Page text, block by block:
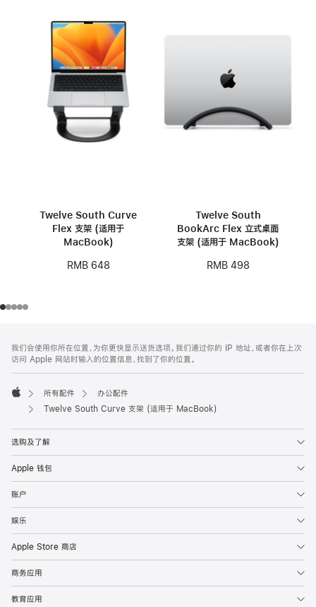
Twelve South Curve
Flex 支架 (适用于
MacBook)
RMB 648
Twelve South
BookArc Flex 立式桌面
支架 (适用于 MacBook)
RMB 498
页
页
脚
注
我们会使用你所在位置，为你更快显示送货选项。我们通过你的 IP 地址，或者你在上次
访问 Apple 网站时输入的位置信息，找到了你的位置。
Apple
所有配件
办公配件
Twelve South Curve 支架 (适用于 MacBook)
选购及了解
Apple 钱包
账户
娱乐
Apple Store 商店
商务应用
教育应用